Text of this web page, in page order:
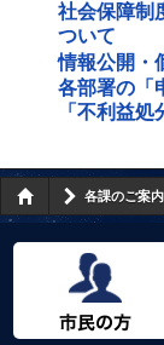
社会保障制
ついて
情報公開・
各部署の「
「不利益処
各課のご案内